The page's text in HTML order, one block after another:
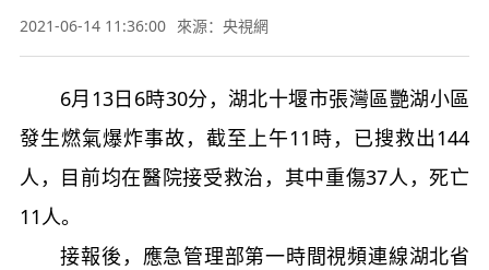
2021-06-14 11:36:00 來源：央視網
6月13日6時30分，湖北十堰市張灣區艷湖小區
發生燃氣爆炸事故，截至上午11時，已搜救出144
人，目前均在醫院接受救治，其中重傷37人，死亡
11人。
接報後，應急管理部第一時間視頻連線湖北省